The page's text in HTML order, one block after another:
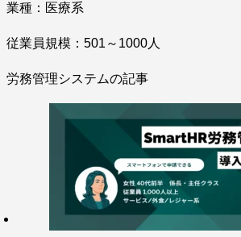
業種：医療系
従業員規模：501～1000人
労務管理システムの記事